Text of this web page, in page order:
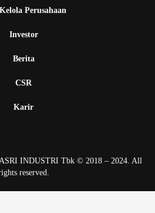
Perusahaan
Investor
Berita
CSR
Karir
INDUSTRI Tbk © 2018 – 2024. All
reserved.